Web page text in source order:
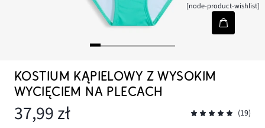
[node-product-wishlist]
KOSTIUM KĄPIELOWY Z WYSOKIM
WYCIĘCIEM NA PLECACH
37,99 zł (19)